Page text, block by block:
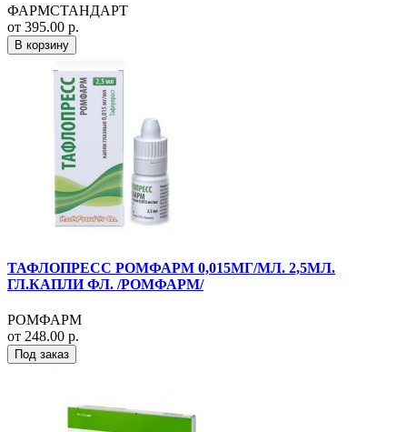
ФАРМСТАНДАРТ
от 395.00 р.
В корзину
ТАФЛОПРЕСС РОМФАРМ 0,015МГ/МЛ. 2,5МЛ.
ГЛ.КАПЛИ ФЛ. /РОМФАРМ/
РОМФАРМ
от 248.00 р.
Под заказ